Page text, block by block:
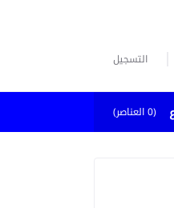
التسجيل
(
0العناصر)